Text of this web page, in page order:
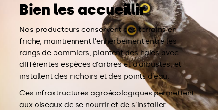
Bien les accueillir
Nos producteurs conservent des terrains en
friche, maintiennent l’enherbement entre les
rangs de pommiers, plantent des haies avec
différentes espèces d’arbres et d’arbustes, et
installent des nichoirs et des points d’eau.
Ces infrastructures agroécologiques permettent
aux oiseaux de se nourrir et de s’installer